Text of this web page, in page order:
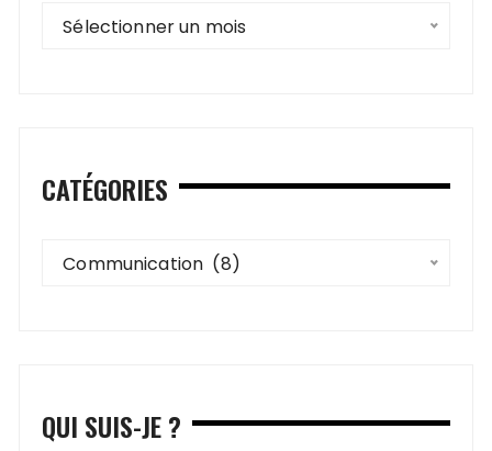
Archives
Sélectionner un mois
CATÉGORIES
Catégories
Communication  (8)
QUI SUIS-JE ?